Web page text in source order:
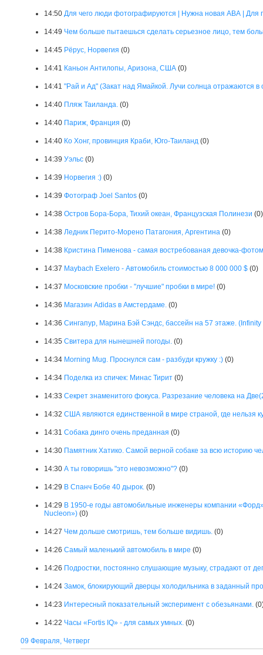
14:50 Для чего люди фотографируются | Нужна новая АВА | Для
14:49 Чем больше пытаешься сделать серьезное лицо, тем
14:45 Рёрус, Норвегия (0)
14:41 Каньон Антилопы, Аризона, США (0)
14:41 "Рай и Ад" (Закат над Ямайкой. Лучи солнца отражаются в
14:40 Пляж Таиланда. (0)
14:40 Париж, Франция (0)
14:40 Ко Хонг, провинция Краби, Юго-Таиланд (0)
14:39 Уэльс (0)
14:39 Норвегия :) (0)
14:39 Фотограф Joel Santos (0)
14:38 Остров Бора-Бора, Тихий океан, Французская Полинези (0)
14:38 Ледник Перито-Морено Патагония, Аргентина (0)
14:38 Кристина Пименова - самая востребованая девочка-
14:37 Maybach Exelero - Автомобиль стоимостью 8 000 000 $ (0)
14:37 Московские пробки - "лучшие" пробки в мире! (0)
14:36 Магазин Adidas в Амстердаме. (0)
14:36 Сингапур, Марина Бэй Сэндс, бассейн на 57 этаже. (Infinity
14:35 Свитера для нынешней погоды. (0)
14:34 Morning Mug. Проснулся сам - разбуди кружку :) (0)
14:34 Поделка из спичек: Минас Тирит (0)
14:33 Секрет знаменитого фокуса. Разрезание человека на
14:32 США являются единственной в мире страной, где нельзя
14:31 Собака динго очень преданная (0)
14:30 Памятник Хатико. Самой верной собаке за всю историю
14:30 А ты говоришь "это невозможно"? (0)
14:29 В Спанч Бобе 40 дырок. (0)
14:29 В 1950-е годы автомобильные инженеры компании
Nucleon») (0)
14:27 Чем дольше смотришь, тем больше видишь. (0)
14:26 Самый маленький автомобиль в мире (0)
14:26 Подростки, постоянно слушающие музыку, страдают от
14:24 Замок, блокирующий дверцы холодильника в заданный
14:23 Интересный показательный эксперимент с обезьянами.
14:22 Часы «Fortis IQ» - для самых умных. (0)
09 Февраля, Четверг